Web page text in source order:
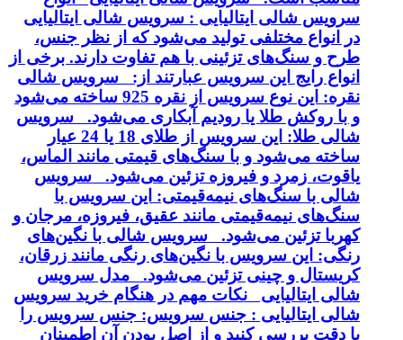
سرویس شالی ایتالیایی : سرویس شالی ایتالیایی
در انواع مختلفی تولید می‌شود که از نظر جنس،
طرح و سنگ‌های تزئینی با هم تفاوت دارند. برخی از
انواع رایج این سرویس عبارتند از: سرویس شالی
نقره: این نوع سرویس از نقره 925 ساخته می‌شود
و با روکش طلا یا رودیم آبکاری می‌شود. سرویس
شالی طلا: این سرویس از طلای 18 یا 24 عیار
ساخته می‌شود و با سنگ‌های قیمتی مانند الماس،
یاقوت، زمرد و فیروزه تزئین می‌شود. سرویس
شالی با سنگ‌های نیمه‌قیمتی: این سرویس با
سنگ‌های نیمه‌قیمتی مانند عقیق، فیروزه، مرجان و
کهربا تزئین می‌شود. سرویس شالی با نگین‌های
رنگی: این سرویس با نگین‌های رنگی مانند زرقان،
کریستال و چینی تزئین می‌شود. مدل سرویس
شالی ایتالیایی نکات مهم در هنگام خرید سرویس
شالی ایتالیایی : جنس سرویس: جنس سرویس را
با دقت بررسی کنید و از اصل بودن آن اطمینان